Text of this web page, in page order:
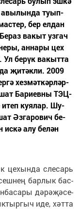
ту­ып-
бер ел­дан
ва­кыт уз­гач
ан­на­ры цех
бе­рүк ва­кыт­та
җи­тәк­ли. 2009
хез­мәт­кәр­ләр­
Ба­ри­ев­ны ТЭЦ­
ку­я­лар. Шу­
Әз­га­ро­вич бе­
алу бе­лән
це­хын­да сле­сарь
бар­лык бас­
дә­рә­җә­се­
иде, хәт­та